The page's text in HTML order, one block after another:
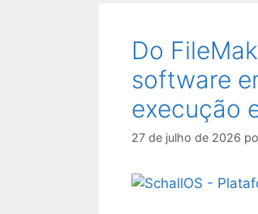
Do
software
execução
27 de julho de 2026